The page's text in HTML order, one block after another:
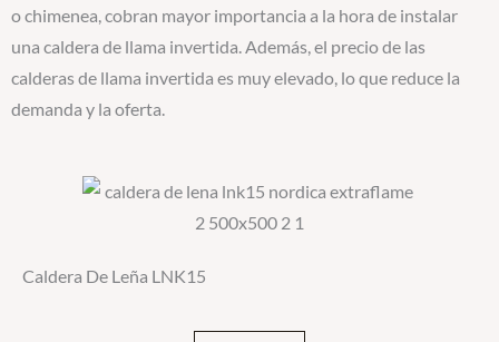
o chimenea, cobran mayor importancia a la hora de instalar
una caldera de llama invertida. Además, el precio de las
calderas de llama invertida es muy elevado, lo que reduce la
demanda y la oferta.
Caldera De Leña LNK15